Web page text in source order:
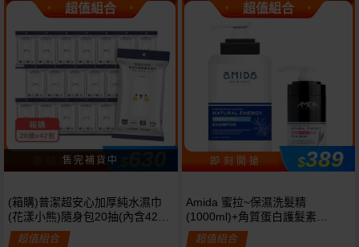
超值組合
即 刻 開 搶
(箱購)普潔超安心加厚純水濕巾
(花漾小熊)隨身包20抽(內含42包)
限宅配
超值組合
超值組合
即 刻 開 搶 $389
Amida 蜜拉~保濕洗髮精
(1000ml)+角質蛋白護髮素
(250ml)
超值組合